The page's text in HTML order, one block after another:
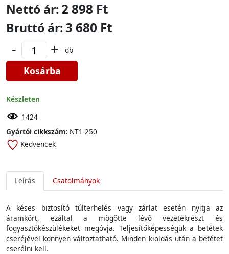
Nettó ár:2 898 Ft
Bruttó ár:3 680 Ft
- + db
Kosárba
Készleten
1424
Gyártói cikkszám: NT1-250
Kedvencek
Leírás Csatolmányok
A késes biztosító túlterhelés vagy zárlat esetén nyitja az
áramkört, ezáltal a mögötte lévő vezetékrészt és
fogyasztókészülékeket megóvja. Teljesítőképességük a betétek
cseréjével könnyen változtatható. Minden kioldás után a betétet
cserélni kell.